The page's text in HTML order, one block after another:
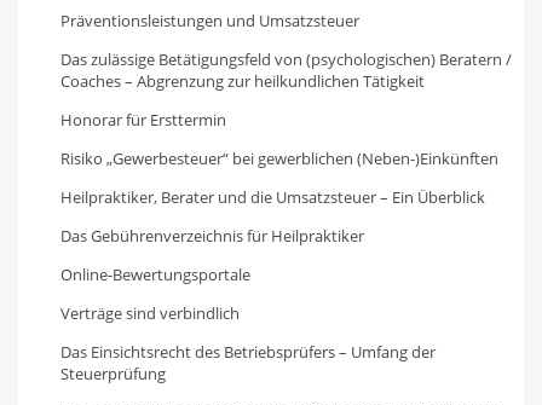
Präventionsleistungen und Umsatzsteuer
Das zulässige Betätigungsfeld von (psychologischen) Beratern /
Coaches – Abgrenzung zur heilkundlichen Tätigkeit
Honorar für Ersttermin
Risiko „Gewerbesteuer“ bei gewerblichen (Neben-)Einkünften
Heilpraktiker, Berater und die Umsatzsteuer – Ein Überblick
Das Gebührenverzeichnis für Heilpraktiker
Online-Bewertungsportale
Verträge sind verbindlich
Das Einsichtsrecht des Betriebsprüfers – Umfang der
Steuerprüfung